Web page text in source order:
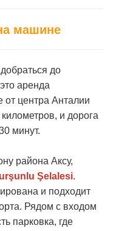
машине
до
аренда
от центра Анталии
и дорога
минут.
района Аксу,
Şelalesi.
и подходит
Рядом с входом
парковка, где